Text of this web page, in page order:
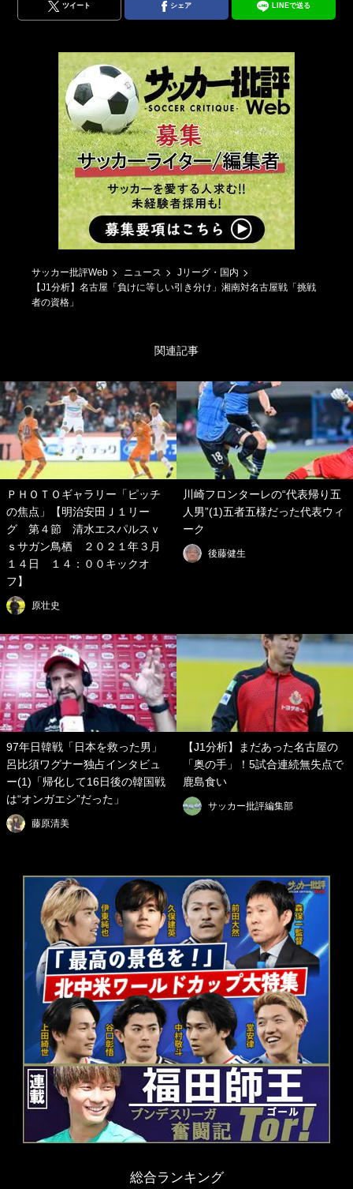
ツイート シェア LINEで送る
サッカー批評Web ニュース
Jリーグ・国内
【J1分析】名古屋「負けに等しい引き分け」湘南対名古屋戦「挑戦
者の資格」
関連記事
ＰＨＯＴＯギャラリー「ピッチ
の焦点」【明治安田Ｊ１リー
グ 第４節 清水エスパルスｖ
ｓサガン鳥栖 ２０２１年３月
１４日 １４：００キックオ
フ】
原壮史
川崎フロンターレの“代表帰り五
人男”(1)五者五様だった代表ウィ
ーク
後藤健生
97年日韓戦「日本を救った男」
呂比須ワグナー独占インタビュ
ー(1)「帰化して16日後の韓国戦
は“オンガエシ”だった」
藤原清美
【J1分析】まだあった名古屋の
「奥の手」！5試合連続無失点で
鹿島食い
サッカー批評編集部
総合ランキング